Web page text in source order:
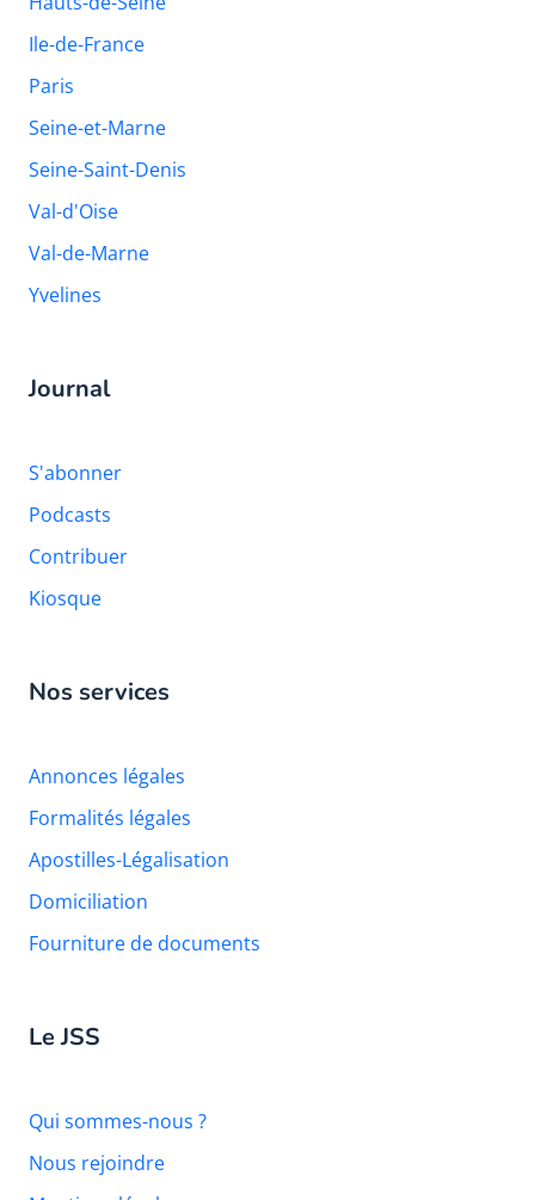
Ile-de-France
Paris
Seine-et-Marne
Seine-Saint-Denis
Val-d'Oise
Val-de-Marne
Yvelines
Journal
S'abonner
Podcasts
Contribuer
Kiosque
Nos services
Annonces légales
Formalités légales
Apostilles-Légalisation
Domiciliation
Fourniture de documents
Le JSS
Qui sommes-nous ?
Nous rejoindre